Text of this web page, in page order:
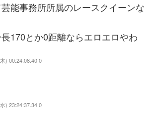
能事務所所属のレースクイーンな
170とか0距離ならエロエロやわ
) 00:24:08.40 0
) 23:24:37.34 0